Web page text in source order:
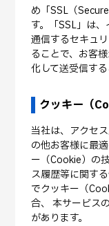
め「SSL（
す。「SSL」は
通信するセキュ
ることで、お客
化して送受信する
クッキー（
当社は、アクセ
の他お客様に最
ー（Cookie）の
ス履歴等に関す
でクッキー（
合、 本サービス
があります。